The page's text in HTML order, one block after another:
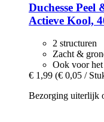
Duchesse Peel
Actieve Kool,
2 structuren
Zacht &
Ook voor
€ 1,99 (€ 0,05 /
Bezorging uiterlijk